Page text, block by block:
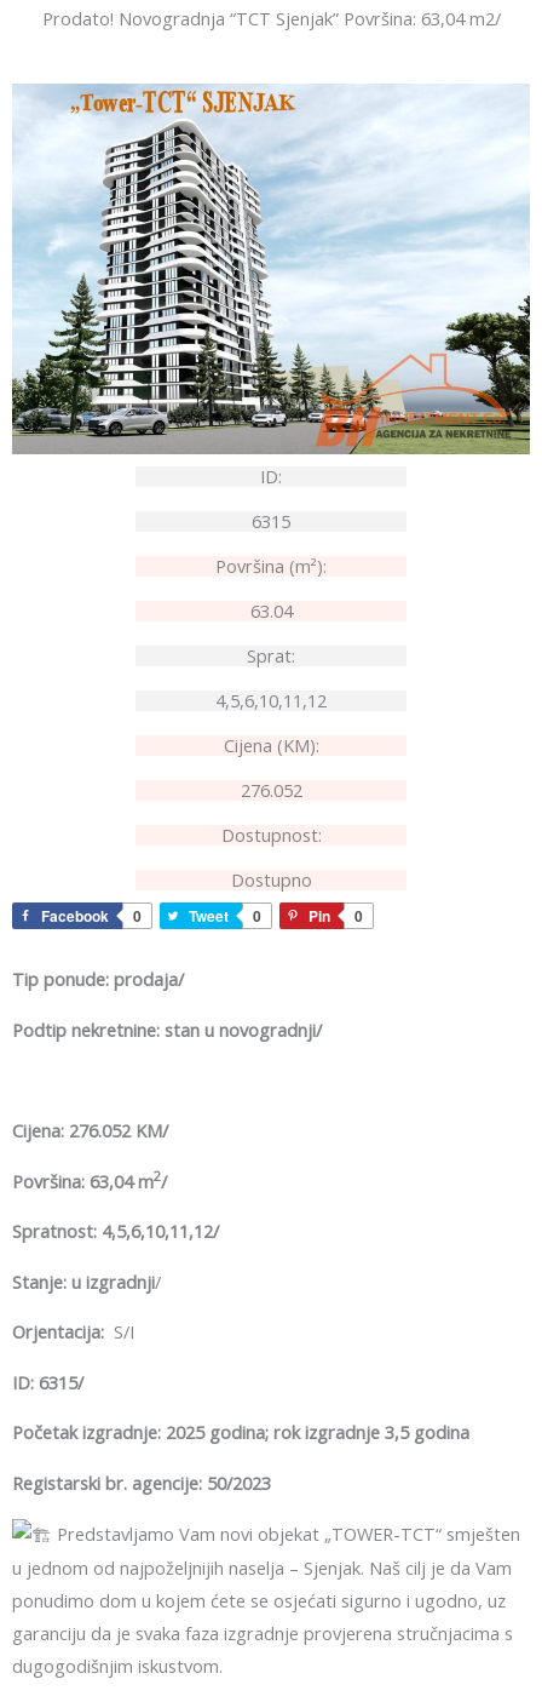
Prodato! Novogradnja “TCT Sjenjak” Površina: 63,04 m2/
ID:
6315
Površina (m²):
63.04
Sprat:
4,5,6,10,11,12
Cijena (KM):
276.052
Dostupnost:
Dostupno
Facebook 0 Tweet 0 Pin 0
Tip ponude: prodaja/
Podtip nekretnine: stan u novogradnji/
Cijena: 276.052 KM/
Površina: 63,04 m2/
Spratnost: 4,5,6,10,11,12/
Stanje: u izgradnji/
Orjentacija: S/I
ID: 6315/
Početak izgradnje: 2025 godina; rok izgradnje 3,5 godina
Registarski br. agencije: 50/2023
Predstavljamo Vam novi objekat „TOWER-TCT“ smješten
u jednom od najpoželjnijih naselja – Sjenjak. Naš cilj je da Vam
ponudimo dom u kojem ćete se osjećati sigurno i ugodno, uz
garanciju da je svaka faza izgradnje provjerena stručnjacima s
dugogodišnjim iskustvom.